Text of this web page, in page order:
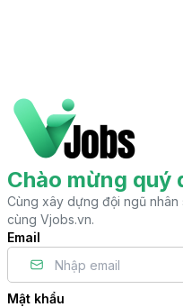
Chào mừng quý
Cùng xây dựng đội ngũ
cùng Vjobs.vn.
Email
Mật khẩu